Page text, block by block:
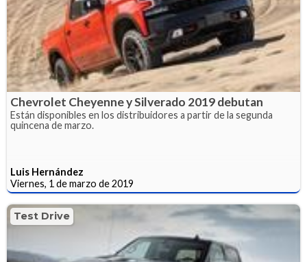
Chevrolet Cheyenne y Silverado 2019 debutan
Están disponibles en los distribuidores a partir de la segunda
quincena de marzo.
Luis Hernández
Viernes, 1 de marzo de 2019
Test Drive